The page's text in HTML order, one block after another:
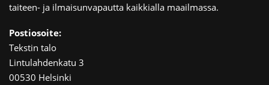
taiteen- ja ilmaisunvapautta kaikkialla maailmassa.
Postiosoite:
Tekstin talo
Lintulahdenkatu 3
00530 Helsinki